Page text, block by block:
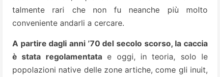
talmente rari che non fu neanche più molto
conveniente andarli a cercare.
A partire dagli anni ’70 del secolo scorso, la caccia
è stata regolamentatae oggi, in teoria, solo le
popolazioni native delle zone artiche, come gli inuit,